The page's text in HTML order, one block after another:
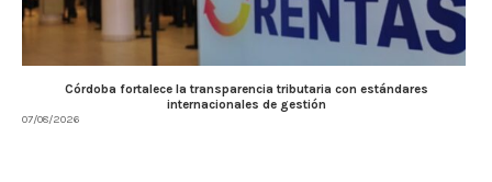
Córdoba fortalece la transparencia tributaria con estándares
internacionales de gestión
07/08/2026